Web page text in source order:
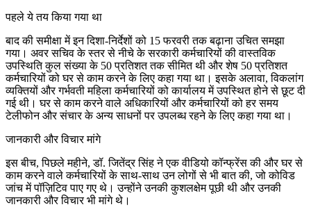
पहले ये तय किया गया था
बाद की समीक्षा में इन दिशा-निर्देशों को 15 फरवरी तक बढ़ाना उचित समझा
गया। अवर सचिव के स्तर से नीचे के सरकारी कर्मचारियों की वास्तविक
उपस्थिति कुल संख्या के 50 प्रतिशत तक सीमित थी और शेष 50 प्रतिशत
कर्मचारियों को घर से काम करने के लिए कहा गया था। इसके अलावा, विकलांग
व्यक्तियों और गर्भवती महिला कर्मचारियों को कार्यालय में उपस्थित होने से छूट दी
गई थी। घर से काम करने वाले अधिकारियों और कर्मचारियों को हर समय
टेलीफोन और संचार के अन्य साधनों पर उपलब्ध रहने के लिए कहा गया था।
जानकारी और विचार मांगे
इस बीच, पिछले महीने, डॉ. जितेंद्र सिंह ने एक वीडियो कॉन्फ्रेंस की और घर से
काम करने वाले कर्मचारियों के साथ-साथ उन लोगों से भी बात की, जो कोविड
जांच में पॉज़िटिव पाए गए थे। उन्होंने उनकी कुशलक्षेम पूछी थी और उनकी
जानकारी और विचार भी मांगे थे।